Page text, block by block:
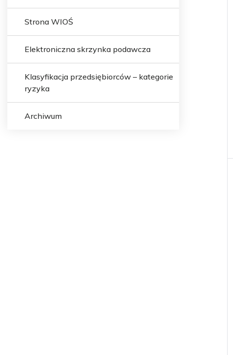
Strona WIOŚ
Elektroniczna skrzynka podawcza
Klasyfikacja przedsiębiorców – kategorie
ryzyka
Archiwum